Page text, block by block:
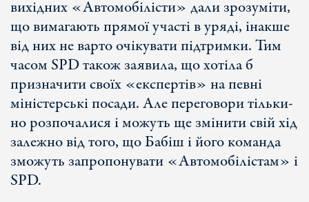
вихідних «Автомобілісти» дали зрозуміти,
що вимагають прямої участі в уряді, інакше
від них не варто очікувати підтримки. Тим
часом SPD також заявила, що хотіла б
призначити своїх «експертів» на певні
міністерські посади. Але переговори тільки-
но розпочалися і можуть ще змінити свій хід
залежно від того, що Бабіш і його команда
зможуть запропонувати «Автомобілістам» і
SPD.